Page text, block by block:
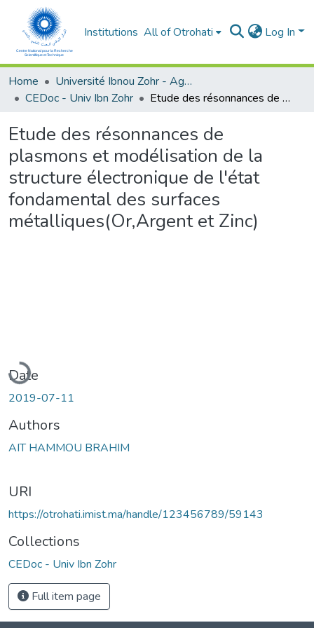
Institutions All of Otrohati Log In
Home
Université Ibnou Zohr - Agadir
CEDoc - Univ Ibn Zohr
Etude des résonnances de plasmons et modélisation de la structure électronique de l'état fondamental des surfaces métalliques(Or,Argent et Zinc)
Etude des résonnances de
plasmons et modélisation de la
structure électronique de l'état
fondamental des surfaces
métalliques(Or,Argent et Zinc)
Date
2019-07-11
Authors
AIT HAMMOU BRAHIM
URI
https://otrohati.imist.ma/handle/123456789/59143
Collections
CEDoc - Univ Ibn Zohr
Full item page